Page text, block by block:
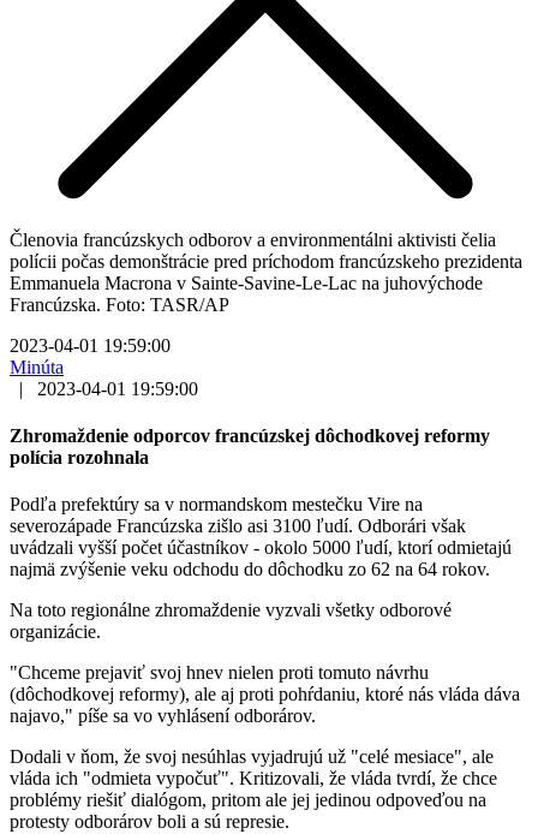
Členovia francúzskych odborov a environmentálni aktivisti čelia
polícii počas demonštrácie pred príchodom francúzskeho prezidenta
Emmanuela Macrona v Sainte-Savine-Le-Lac na juhovýchode
Francúzska. Foto: TASR/AP
2023-04-01 19:59:00
Minúta
|
2023-04-01 19:59:00
Zhromaždenie odporcov francúzskej dôchodkovej reformy
polícia rozohnala
Podľa prefektúry sa v normandskom mestečku Vire na
severozápade Francúzska zišlo asi 3100 ľudí. Odborári však
uvádzali vyšší počet účastníkov - okolo 5000 ľudí, ktorí odmietajú
najmä zvýšenie veku odchodu do dôchodku zo 62 na 64 rokov.
Na toto regionálne zhromaždenie vyzvali všetky odborové
organizácie.
"Chceme prejaviť svoj hnev nielen proti tomuto návrhu
(dôchodkovej reformy), ale aj proti pohŕdaniu, ktoré nás vláda dáva
najavo," píše sa vo vyhlásení odborárov.
Dodali v ňom, že svoj nesúhlas vyjadrujú už "celé mesiace", ale
vláda ich "odmieta vypočuť". Kritizovali, že vláda tvrdí, že chce
problémy riešiť dialógom, pritom ale jej jedinou odpoveďou na
protesty odborárov boli a sú represie.